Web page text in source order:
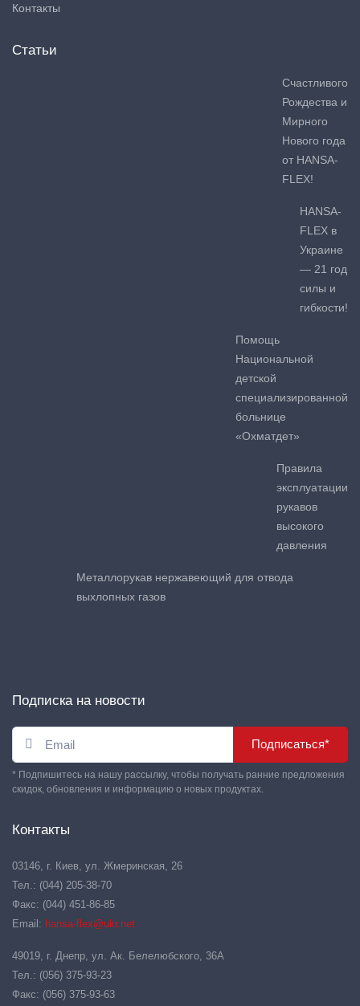
Контакты
Статьи
Счастливого
Рождества и
Мирного
Нового года
от HANSA-
FLEX!
HANSA-
FLEX в
Украине
— 21 год
силы и
гибкости!
Помощь
Национальной
детской
специализированной
больнице
«Охматдет»
Правила
эксплуатации
рукавов
высокого
давления
Металлорукав нержавеющий для отвода
выхлопных газов
Подписка на новости
Подписаться*
* Подпишитесь на нашу рассылку, чтобы получать ранние предложения
скидок, обновления и информацию о новых продуктах.
Контакты
03146, г. Киев, ул. Жмеринская, 26
Тел.: (044) 205-38-70
Факс: (044) 451-86-85
Email: hansa-flex@ukr.net
49019, г. Днепр, ул. Ак. Белелюбского, 36А
Тел.: (056) 375-93-23
Факс: (056) 375-93-63